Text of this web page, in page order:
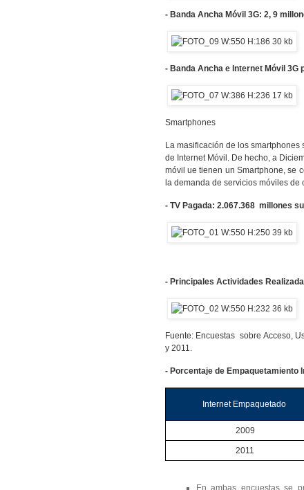
- Banda Ancha Móvil 3G: 2, 9
- Banda Ancha e Internet Móvil 3G
Smartphones
La masificación de los
de Internet Móvil. De hecho, a
móvil ue tienen un Smartphone, se
la demanda de servicios móviles
- TV Pagada: 2.067.368 millones
- Principales Actividades
Fuente: Encuestas sobre Acceso,
y 2011.
- Porcentaje de Empaquetamiento
Internet Empaquetado
2009
2011
En ambas encuestas se